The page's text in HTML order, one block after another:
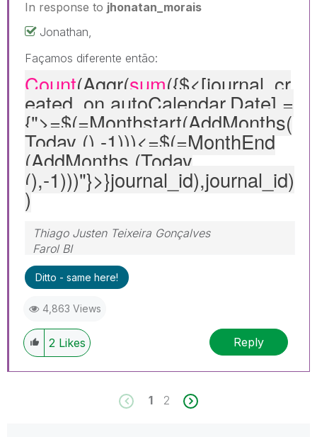
In response to jhonatan_morais
Jonathan,
Façamos diferente então:
Count(Aggr(sum({$<[journal_cr
eated_on.autoCalendar.Date] =
{">=$(=Monthstart(AddMonths(
Today (),-1)))<=$(=MonthEnd
(AddMonths (Today
(),-1)))"}>}journal_id),journal_id)
)
Thiago Justen Teixeira Gonçalves
Farol BI
WhatsApp: 24 98152-1675
Skype: justen.thiago
Ditto - same here!
4,863 Views
2 Likes Reply
1 2